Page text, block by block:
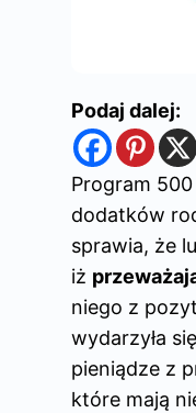
Podaj dalej:
Program
dodatków
sprawia, że
iż
niego z
wydarzyła
pieniądze z
które mają